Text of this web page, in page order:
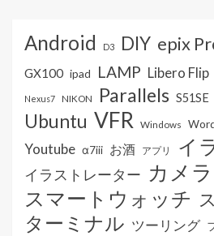
Android D3 DIY epix
GX100 ipad LAMP Libero Flip
Nexus7 NIKON Parallels S51SE
Ubuntu VFR Windows
Youtube α7iii お酒 アプリ イ
イラストレーター カメラ
スマートウォッチ
ターミナル ツーリング